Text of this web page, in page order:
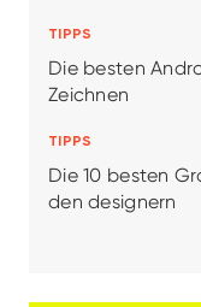
TIPPS
Die besten
Zeichnen
TIPPS
Die 10 besten
den designern